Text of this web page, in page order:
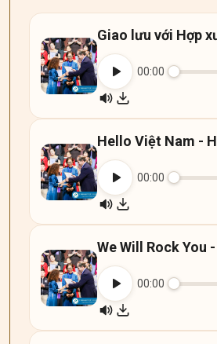
Giao lưu với Hợp
00:00
00:00
00:00